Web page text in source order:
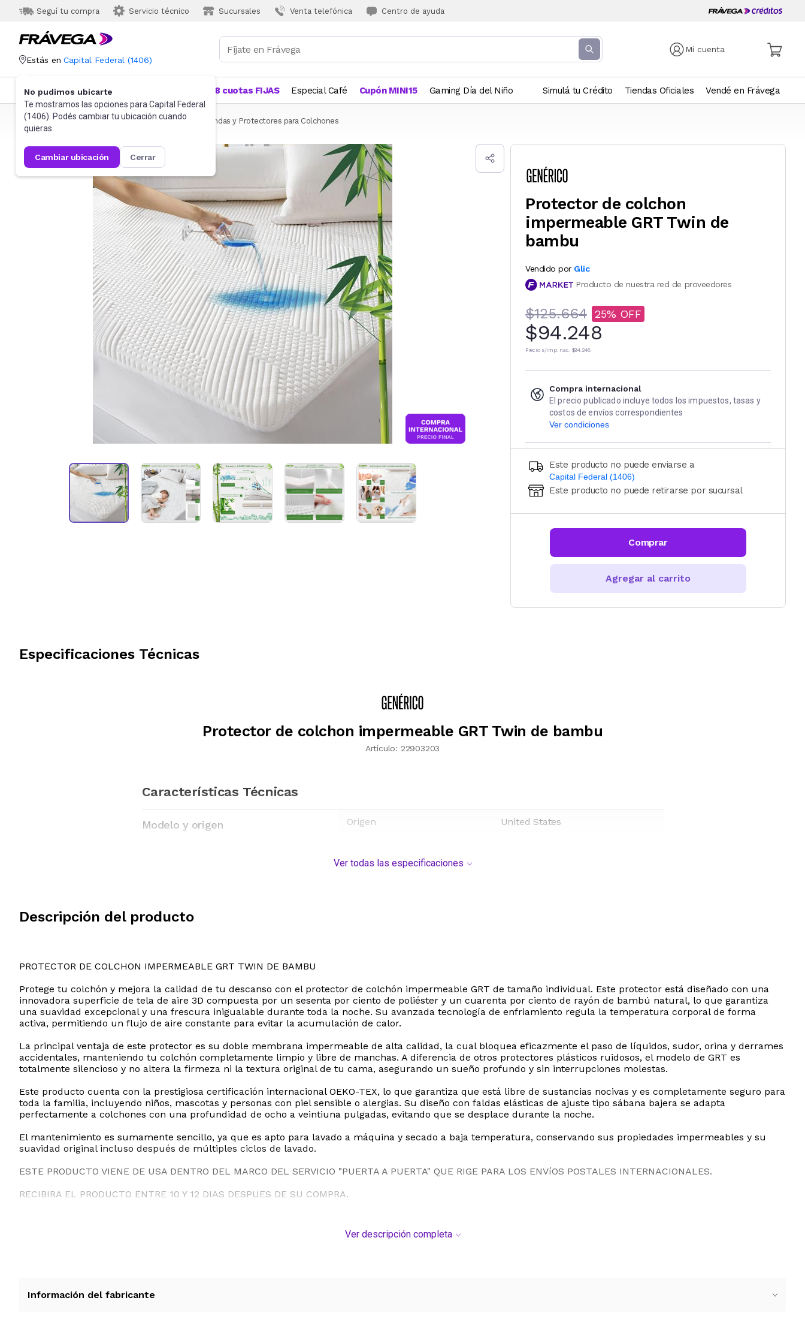
Seguí tu compra Servicio técnico Sucursales Venta telefónica Centro de ayuda
Mi cuenta
Estás en Capital Federal (1406)
No pudimos ubicarte
Te mostramos las opciones para Capital Federal
(1406). Podés cambiar tu ubicación cuando
quieras.
cambiar ubicación cerrar
Categorías Más Vendidos 18 cuotas FIJAS Especial Café Cupón MINI15 Gaming Día del Niño Simulá tu Crédito Tiendas Oficiales Vendé en Frávega
Frávega Hogar Blanquería Ropa de cama Fundas y Protectores para Colchones
Protector de colchon
impermeable GRT Twin de
bambu
Vendido por Glic
Producto de nuestra red de proveedores
$125.664 25
$94.248
Precio s/imp. nac. $94.248
Compra internacional
El precio publicado incluye todos los impuestos, tasas y
costos de envíos correspondientes
Ver condiciones
Este producto no puede enviarse a
Capital Federal (1406)
Ingresá código postal (sólo números)
CALCULAR
Este producto no puede retirarse por sucursal
Comprar
Agregar al carrito
Especificaciones Técnicas
Protector de colchon impermeable GRT Twin de bambu
Artículo: 22903203
Características Técnicas
Modelo y origen Origen United States
Ver todas las especificaciones
Descripción del producto
PROTECTOR DE COLCHON IMPERMEABLE GRT TWIN DE BAMBU
Protege tu colchón y mejora la calidad de tu descanso con el protector de colchón impermeable GRT de tamaño individual. Este protector está diseñado con una
innovadora superficie de tela de aire 3D compuesta por un sesenta por ciento de poliéster y un cuarenta por ciento de rayón de bambú natural, lo que garantiza
una suavidad excepcional y una frescura inigualable durante toda la noche. Su avanzada tecnología de enfriamiento regula la temperatura corporal de forma
activa, permitiendo un flujo de aire constante para evitar la acumulación de calor.
La principal ventaja de este protector es su doble membrana impermeable de alta calidad, la cual bloquea eficazmente el paso de líquidos, sudor, orina y derrames
accidentales, manteniendo tu colchón completamente limpio y libre de manchas. A diferencia de otros protectores plásticos ruidosos, el modelo de GRT es
totalmente silencioso y no altera la firmeza ni la textura original de tu cama, asegurando un sueño profundo y sin interrupciones molestas.
Este producto cuenta con la prestigiosa certificación internacional OEKO-TEX, lo que garantiza que está libre de sustancias nocivas y es completamente seguro para
toda la familia, incluyendo niños, mascotas y personas con piel sensible o alergias. Su diseño con faldas elásticas de ajuste tipo sábana bajera se adapta
perfectamente a colchones con una profundidad de ocho a veintiuna pulgadas, evitando que se desplace durante la noche.
El mantenimiento es sumamente sencillo, ya que es apto para lavado a máquina y secado a baja temperatura, conservando sus propiedades impermeables y su
suavidad original incluso después de múltiples ciclos de lavado.
ESTE PRODUCTO VIENE DE USA DENTRO DEL MARCO DEL SERVICIO "PUERTA A PUERTA" QUE RIGE PARA LOS ENVíOS POSTALES INTERNACIONALES.
RECIBIRA EL PRODUCTO ENTRE 10 Y 12 DIAS DESPUES DE SU COMPRA.
Ver descripción completa
Información del fabricante